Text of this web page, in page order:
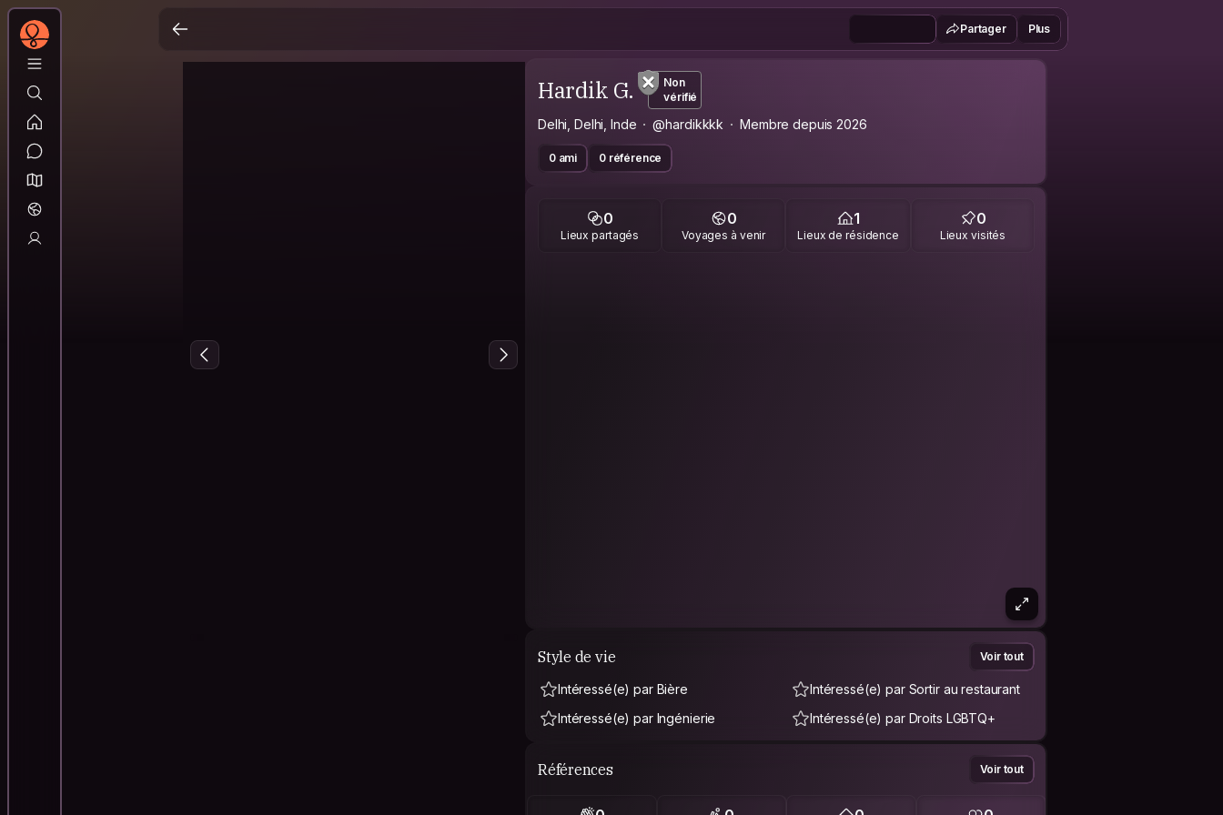
Partager Plus
Hardik G.
Non
vérifié
Delhi, Delhi, Inde @hardikkkk Membre depuis 2026
0 ami 0 référence
0
Lieux partagés
0
Voyages à venir
1
Lieux de résidence
0
Lieux visités
Style de vie Voir tout
Intéressé(e) par Bière
Intéressé(e) par Sortir au restaurant
Intéressé(e) par Ingénierie
Intéressé(e) par Droits LGBTQ+
Références Voir tout